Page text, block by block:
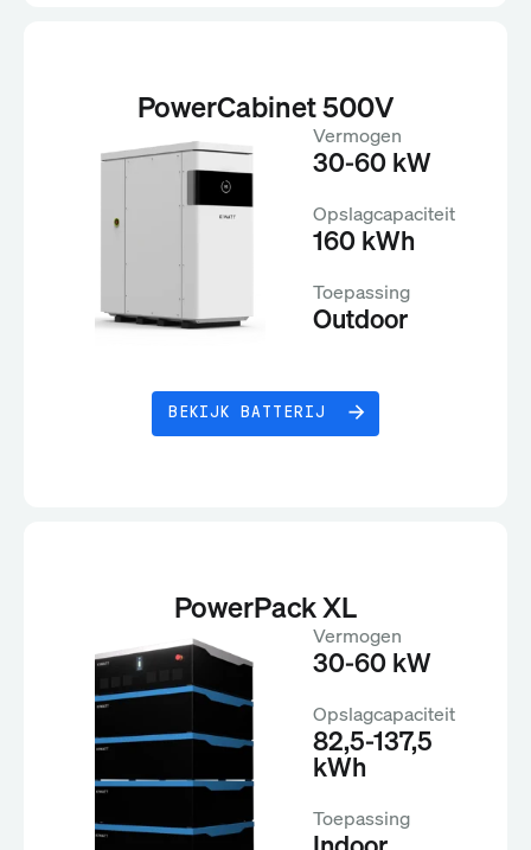
PowerCabinet 500V
Vermogen
30-60 kW
Opslagcapaciteit
160 kWh
Toepassing
Outdoor
BEKIJK BATTERIJ
PowerPack XL
Vermogen
30-60 kW
Opslagcapaciteit
82,5-137,5
kWh
Toepassing